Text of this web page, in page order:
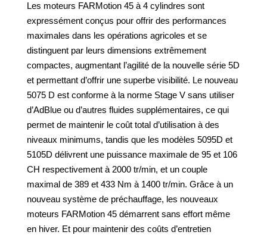
Les moteurs FARMotion 45 à 4 cylindres sont
expressément conçus pour offrir des performances
maximales dans les opérations agricoles et se
distinguent par leurs dimensions extrêmement
compactes, augmentant l’agilité de la nouvelle série 5D
et permettant d’offrir une superbe visibilité. Le nouveau
5075 D est conforme à la norme Stage V sans utiliser
d’AdBlue ou d’autres fluides supplémentaires, ce qui
permet de maintenir le coût total d’utilisation à des
niveaux minimums, tandis que les modèles 5095D et
5105D délivrent une puissance maximale de 95 et 106
CH respectivement à 2000 tr/min, et un couple
maximal de 389 et 433 Nm à 1400 tr/min. Grâce à un
nouveau système de préchauffage, les nouveaux
moteurs FARMotion 45 démarrent sans effort même
en hiver. Et pour maintenir des coûts d’entretien